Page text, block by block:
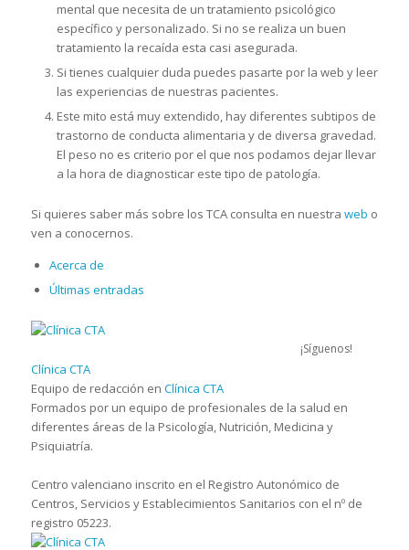
mental que necesita de un tratamiento psicológico
específico y personalizado. Si no se realiza un buen
tratamiento la recaída esta casi asegurada.
Si tienes cualquier duda puedes pasarte por la web y leer
las experiencias de nuestras pacientes.
Este mito está muy extendido, hay diferentes subtipos de
trastorno de conducta alimentaria y de diversa gravedad.
El peso no es criterio por el que nos podamos dejar llevar
a la hora de diagnosticar este tipo de patología.
Si quieres saber más sobre los TCA consulta en nuestra web o
ven a conocernos.
Acerca de
Últimas entradas
¡Síguenos!
Clínica CTA
Equipo de redacción en Clínica CTA
Formados por un equipo de profesionales de la salud en
diferentes áreas de la Psicología, Nutrición, Medicina y
Psiquiatría.
Centro valenciano inscrito en el Registro Autonómico de
Centros, Servicios y Establecimientos Sanitarios con el nº de
registro 05223.